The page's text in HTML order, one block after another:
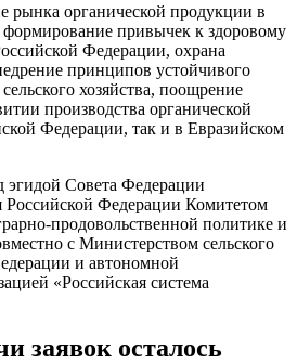
рынка органической продукции в
привычек к здоровому
Федерации, охрана
принципов устойчивого
хозяйства, поощрение
производства органической
Федерации, так и в Евразийском
эгидой Совета Федерации
Российской Федерации Комитетом
продовольственной политике и
с Министерством сельского
и автономной
«Российская система
заявок осталось